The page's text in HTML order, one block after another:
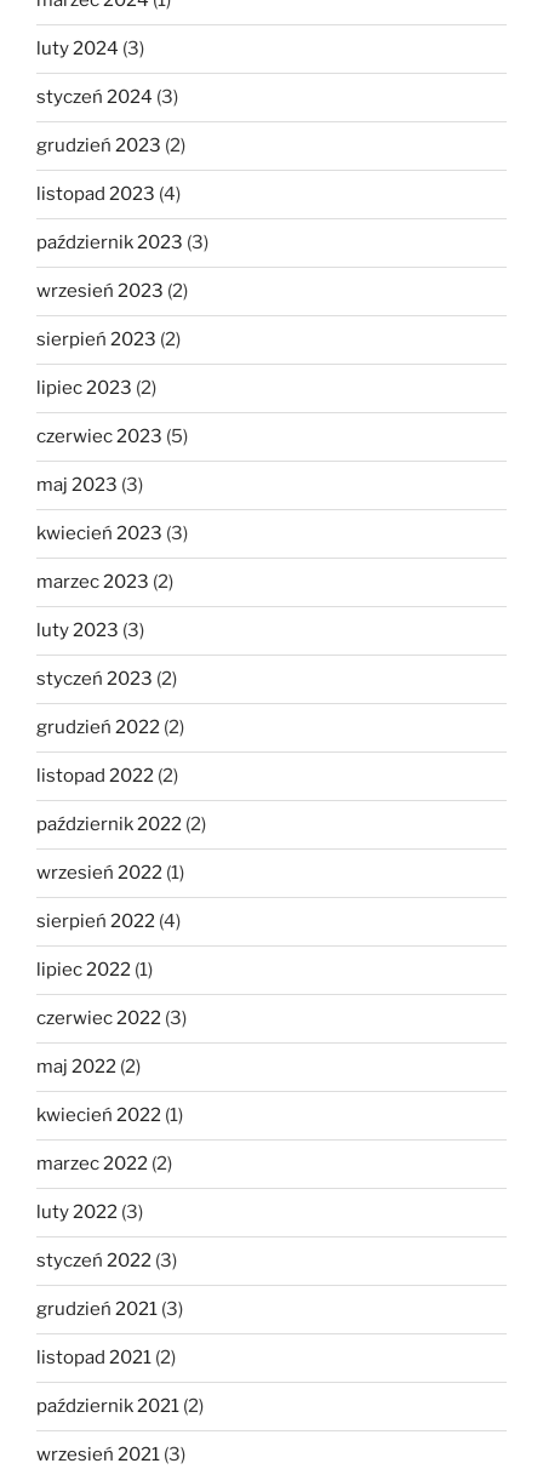
luty 2024 (3)
styczeń 2024 (3)
grudzień 2023 (2)
listopad 2023 (4)
październik 2023 (3)
wrzesień 2023 (2)
sierpień 2023 (2)
lipiec 2023 (2)
czerwiec 2023 (5)
maj 2023 (3)
kwiecień 2023 (3)
marzec 2023 (2)
luty 2023 (3)
styczeń 2023 (2)
grudzień 2022 (2)
listopad 2022 (2)
październik 2022 (2)
wrzesień 2022 (1)
sierpień 2022 (4)
lipiec 2022 (1)
czerwiec 2022 (3)
maj 2022 (2)
kwiecień 2022 (1)
marzec 2022 (2)
luty 2022 (3)
styczeń 2022 (3)
grudzień 2021 (3)
listopad 2021 (2)
październik 2021 (2)
wrzesień 2021 (3)